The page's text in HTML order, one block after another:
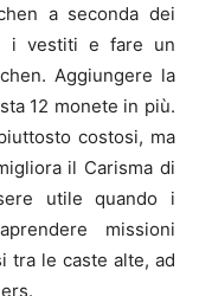
a seconda dei
i vestiti e fare un
Aggiungere la
12 monete in più.
costosi, ma
il Carisma di
utile quando i
missioni
tra le caste alte, ad